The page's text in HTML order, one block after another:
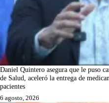
Daniel Quintero asegura que le puso
de Salud, aceleró la entrega de
pacientes
6 agosto, 2026